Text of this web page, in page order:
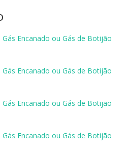
Encanado ou Gás de Botijão
Encanado ou Gás de Botijão
Encanado ou Gás de Botijão
Encanado ou Gás de Botijão